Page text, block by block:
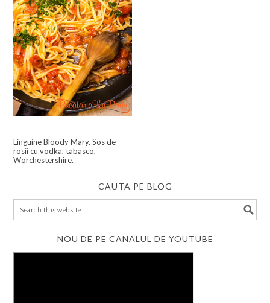
Linguine Bloody Mary. Sos de
rosii cu vodka, tabasco,
Worchestershire.
CAUTA PE BLOG
NOU DE PE CANALUL DE YOUTUBE